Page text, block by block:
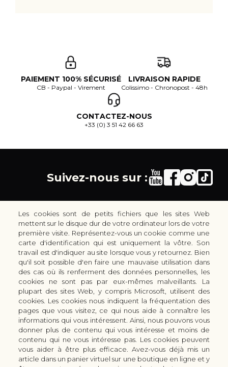
PAIEMENT 100% SÉCURISÉ
CB - Paypal - Virement
LIVRAISON RAPIDE
Colissimo - Chronopost - 48h
CONTACTEZ-NOUS
+33 (0) 3 51 42 66 63
Suivez-nous sur :
30 rue Colbert - 51100 REIMS - France
coutellerie.champenoise@gmail.com
+33 (0) 3 51 42 66 63
Boutique
LES GAMMES DE COUTEAUX KAI
LES ACCESSOIRES DE CUISINE KAI
CUTTERS & CISEAUX KAI
LES SERVICES/PRESTATIONS
Bon à savoir
Manuel d'aiguisage & entretien
Nous connaitre
Qui sommes-nous ?
Les cookies sont de petits fichiers que les sites Web
mettent sur le disque dur de votre ordinateur lors de votre
première visite. Représentez-vous un cookie comme une
carte d'identification qui est uniquement la vôtre. Son
travail est d'indiquer au site lorsque vous y retournez. Bien
qu'il soit possible d'en faire une mauvaise utilisation dans
des cas où ils renferment des données personnelles, les
cookies ne sont pas par eux-mêmes malveillants. La
plupart des sites Web, y compris Microsoft, utilisent des
cookies. Les cookies nous indiquent la fréquentation des
pages que vous visitez, ce qui nous aide à connaître les
informations qui vous intéressent. Ainsi, nous pouvons vous
donner plus de contenu qui vous intéresse et moins de
contenu qui ne vous intéresse pas. Les cookies peuvent
vous aider à être plus efficace. Avez-vous déjà mis un
article dans un panier virtuel sur une boutique en ligne et y